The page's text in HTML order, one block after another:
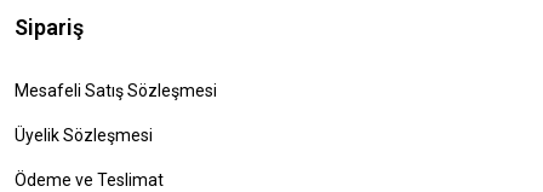
Sipariş
Mesafeli Satış Sözleşmesi
Üyelik Sözleşmesi
Ödeme ve Teslimat